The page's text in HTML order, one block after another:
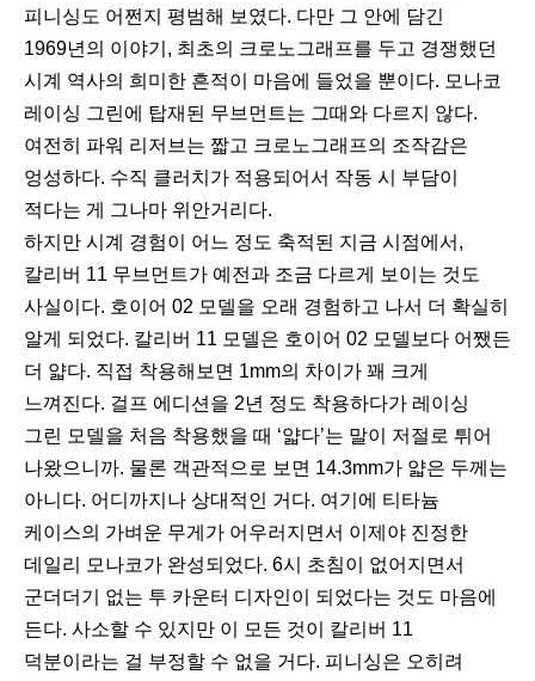
피니싱도 어쩐지 평범해 보였다. 다만 그 안에 담긴
1969년의 이야기, 최초의 크로노그래프를 두고 경쟁했던
시계 역사의 희미한 흔적이 마음에 들었을 뿐이다. 모나코
레이싱 그린에 탑재된 무브먼트는 그때와 다르지 않다.
여전히 파워 리저브는 짧고 크로노그래프의 조작감은
엉성하다. 수직 클러치가 적용되어서 작동 시 부담이
적다는 게 그나마 위안거리다.
하지만 시계 경험이 어느 정도 축적된 지금 시점에서,
칼리버 11 무브먼트가 예전과 조금 다르게 보이는 것도
사실이다. 호이어 02 모델을 오래 경험하고 나서 더 확실히
알게 되었다. 칼리버 11 모델은 호이어 02 모델보다 어쨌든
더 얇다. 직접 착용해보면 1mm의 차이가 꽤 크게
느껴진다. 걸프 에디션을 2년 정도 착용하다가 레이싱
그린 모델을 처음 착용했을 때 ‘얇다’는 말이 저절로 튀어
나왔으니까. 물론 객관적으로 보면 14.3mm가 얇은 두께는
아니다. 어디까지나 상대적인 거다. 여기에 티타늄
케이스의 가벼운 무게가 어우러지면서 이제야 진정한
데일리 모나코가 완성되었다. 6시 초침이 없어지면서
군더더기 없는 투 카운터 디자인이 되었다는 것도 마음에
든다. 사소할 수 있지만 이 모든 것이 칼리버 11
덕분이라는 걸 부정할 수 없을 거다. 피니싱은 오히려